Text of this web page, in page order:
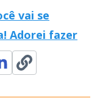
vai se
Adorei fazer